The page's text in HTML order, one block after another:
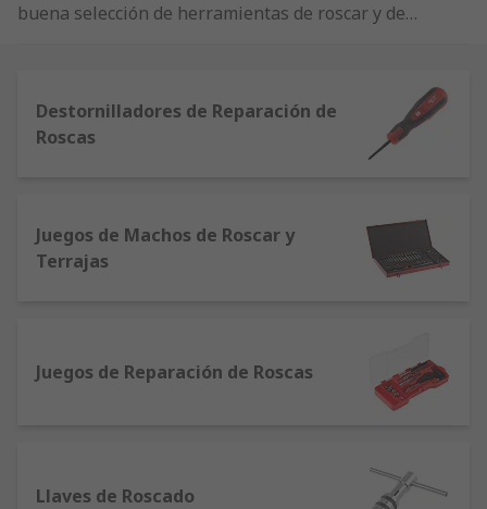
buena selección de herramientas de roscar y de
Destornilladores de Reparación de
Roscas
Juegos de Machos de Roscar y
Terrajas
Juegos de Reparación de Roscas
Llaves de Roscado